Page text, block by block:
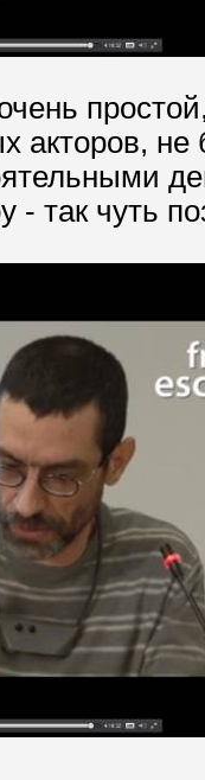
акторов,
- так чуть